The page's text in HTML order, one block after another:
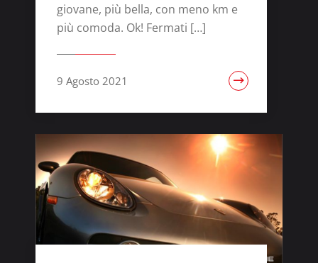
giovane, più bella, con meno km e
più comoda. Ok! Fermati […]
9 Agosto 2021